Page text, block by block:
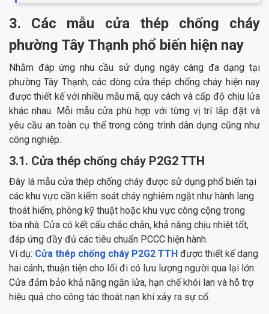
3. Các mẫu cửa thép chống cháy
phường Tây Thạnh phổ biến hiện nay
Nhằm đáp ứng nhu cầu sử dụng ngày càng đa dạng tại
phường Tây Thạnh, các dòng cửa thép chống cháy hiện nay
được thiết kế với nhiều mẫu mã, quy cách và cấp độ chịu lửa
khác nhau. Mỗi mẫu cửa phù hợp với từng vị trí lắp đặt và
yêu cầu an toàn cụ thể trong công trình dân dụng cũng như
công nghiệp.
3.1. Cửa thép chống cháy P2G2 TTH
Đây là mẫu cửa thép chống cháy được sử dụng phổ biến tại
các khu vực cần kiểm soát cháy nghiêm ngặt như hành lang
thoát hiểm, phòng kỹ thuật hoặc khu vực công cộng trong
tòa nhà. Cửa có kết cấu chắc chắn, khả năng chịu nhiệt tốt,
đáp ứng đầy đủ các tiêu chuẩn PCCC hiện hành.
Ví dụ: Cửa thép chống cháy P2G2 TTH được thiết kế dạng
hai cánh, thuận tiện cho lối đi có lưu lượng người qua lại lớn.
Cửa đảm bảo khả năng ngăn lửa, hạn chế khói lan và hỗ trợ
hiệu quả cho công tác thoát nạn khi xảy ra sự cố.